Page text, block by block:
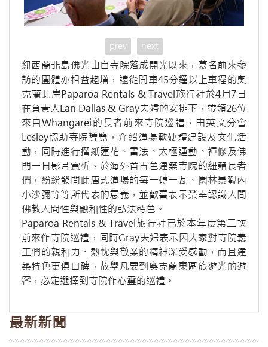
prev next
紐西蘭北島佛光山自寺院落成開光以來，慕名前來參
訪的團體亦相益趨增，遠從開車45分鐘以上車程的奧
克蘭北岸Paparoa Rentals & Travel旅行社於4月7日
在負責人Lan Dallas & Gray夫婦的安排下，帶領26位
來自Whangarei的長者前來寺院巡禮，由英文分會
Lesley協助寺院導覽，介紹道場軟硬體建設及文化活
動，同時進行摺紙蓮花、書法、太極運動、禪修及佛
門一日影片賞析。於海外首古色建築寺院的紐籍長者
們，紛紛發問此唐式道場的每一磚一瓦、園林景觀內
小沙彌等等所代表的意義，並歡喜表示榮幸認識人間
佛教人間性與融和性的弘法特色。
Paparoa Rentals & Travel旅行社已於本年度第二次
前來作寺院巡禮，同時Gray夫婦表示因大家對寺院義
工們的親和力、熱忱與敬業的精神深受感動，而且建
築特色更俱口碑，故舉凡要到奧克蘭東區旅遊光的遊
客，必定選擇到寺院作心靈的巡禮。
最新新聞